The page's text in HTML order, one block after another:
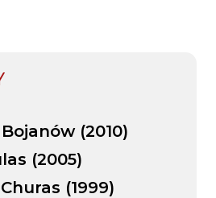
(2010)
(2005)
(1999)